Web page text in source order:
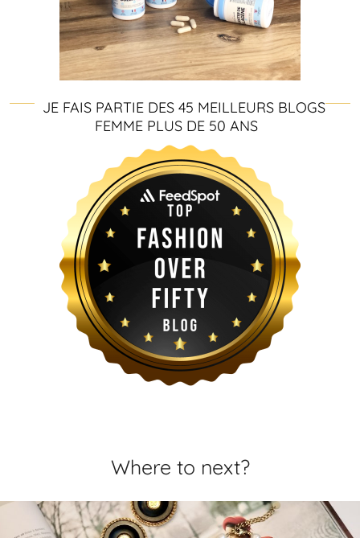
JE FAIS PARTIE DES 45 MEILLEURS BLOGS
FEMME PLUS DE 50 ANS
Where to next?